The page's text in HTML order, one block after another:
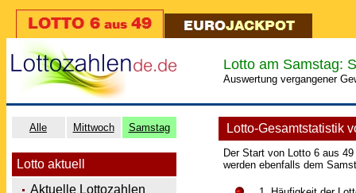
Lotto am Samstag:
Auswertung vergangener
Alle Mittwoch Samstag
Lotto aktuell
Aktuelle Lottozahlen
Lotto-Gesamtstatistik
Der Start von Lotto 6 aus
werden ebenfalls dem